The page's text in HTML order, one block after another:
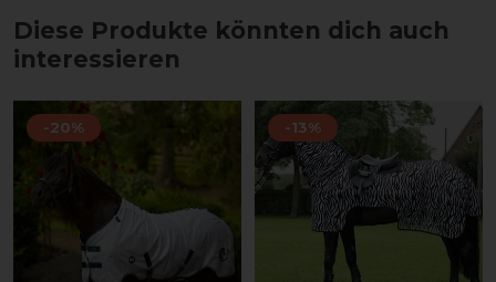
Diese Produkte könnten dich auch
interessieren
-20% -13%